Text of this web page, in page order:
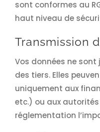
sont conformes au
haut niveau de
Transmission
Vos données ne
des tiers. Elles
uniquement aux
etc.) ou aux
réglementation